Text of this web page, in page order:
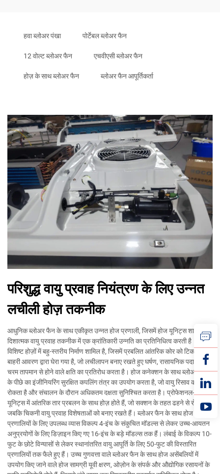
हवा ब्लोअर पंखा पोर्टेबल ब्लोअर फैन
12 वोल्ट ब्लोअर फैन एचवीएसी ब्लोअर फैन
होज़ के साथ ब्लोअर फैन ब्लोअर फैन आपूर्तिकर्ता
परिशुद्ध वायु प्रवाह नियंत्रण के लिए उन्नत
लचीली होज़ तकनीक
आधुनिक ब्लोअर फैन के साथ एकीकृत उन्नत होज प्रणाली, जिसमें होज यूनिट्स शामिल हैं,
दिशात्मक वायु प्रवाह तकनीक में एक क्रांतिकारी उन्नति का प्रतिनिधित्व करती है। इन
विशिष्ट होज़ों में बहु-स्तरीय निर्माण शामिल है, जिसमें प्रबलित आंतरिक कोर को टिकाऊ
बाहरी आवरण द्वारा घेरा गया है, जो लचीलापन बनाए रखते हुए घर्षण, रासायनिक पदार्थों और
चरम तापमान से होने वाले क्षति का प्रतिरोध करता है। होज कनेक्शन के साथ ब्लोअर फैन
के पीछे का इंजीनियरिंग सुरक्षित कपलिंग तंत्र का उपयोग करता है, जो वायु रिसाव को
रोकता है और संचालन के दौरान अधिकतम दक्षता सुनिश्चित करता है। प्रोफेशनल-ग्रेड
यूनिट्स में आंतरिक तार प्रबलन के साथ होज़ होते हैं, जो सक्शन के तहत ढहने से रोकते हैं
जबकि चिकनी वायु प्रवाह विशेषताओं को बनाए रखते हैं। ब्लोअर फैन के साथ होज
प्रणालियों के लिए उपलब्ध व्यास विकल्प 4-इंच के संकुचित मॉडल्स से लेकर उच्च-आयतन
अनुप्रयोगों के लिए डिज़ाइन किए गए 16-इंच के बड़े मॉडल्स तक हैं। लंबाई के विकल्प 10-
फुट के छोटे विन्यासों से लेकर स्थानांतरित वायु आपूर्ति के लिए 50-फुट की विस्तारित
प्रणालियों तक फैले हुए हैं। उच्च गुणवत्ता वाले ब्लोअर फैन के साथ होज असेंबलियों में
उपयोग किए जाने वाले होज सामग्री यूवी क्षरण, ओज़ोन के संपर्क और औद्योगिक रसायनों के